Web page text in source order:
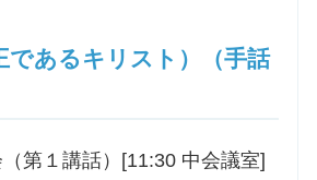
であるキリスト）（手話
第１講話）[11:30 中会議室]